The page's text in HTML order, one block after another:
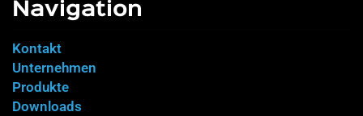
Navigation
Kontakt
Unternehmen
Produkte
Downloads